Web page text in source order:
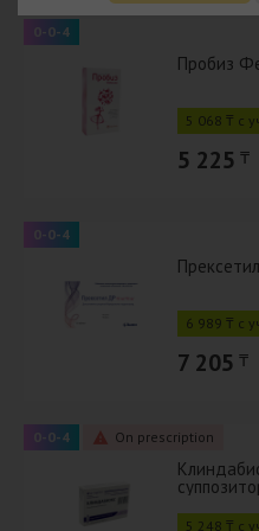
0-0-4
Пробиз
5 068 ₸ с
5 225 ₸
0-0-4
6 989 ₸ с
7 205 ₸
0-0-4 On prescription
5 248 ₸ с